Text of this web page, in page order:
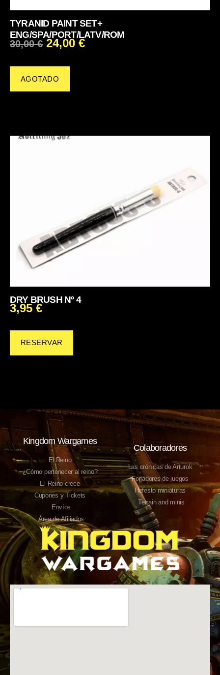
TYRANID PAINT SET+
ENG/SPA/PORT/LATV/ROM
30,00€ 24,00 €
AGOTADO
DRY BRUSH Nº 4
3,95 €
RESERVAR
Kingdom Wargames
El Reino
¿Cómo pertenecer al reino?
El Reino crece
Cupones y Tickets
Envíos
Área de Afiliados
Colaboradores
Las crónicas de Arturok
Forjadores de juegos
Hefesto miniaturas
Terrain and minis